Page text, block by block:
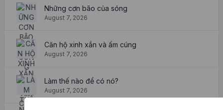
Những cơn bão của sóng
August 7, 2026
Căn hộ xinh xắn và ấm cúng
August 7, 2026
Làm thế nào để có nó?
August 7, 2026